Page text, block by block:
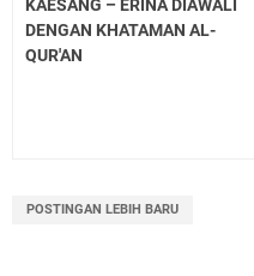
KAESANG – ERINA DIAWALI
DENGAN KHATAMAN AL-
QUR'AN
POSTINGAN LEBIH BARU